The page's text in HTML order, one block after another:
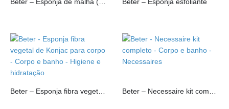
Beter – Esponja de malha (peeling) Beter – Esponja esfoliante